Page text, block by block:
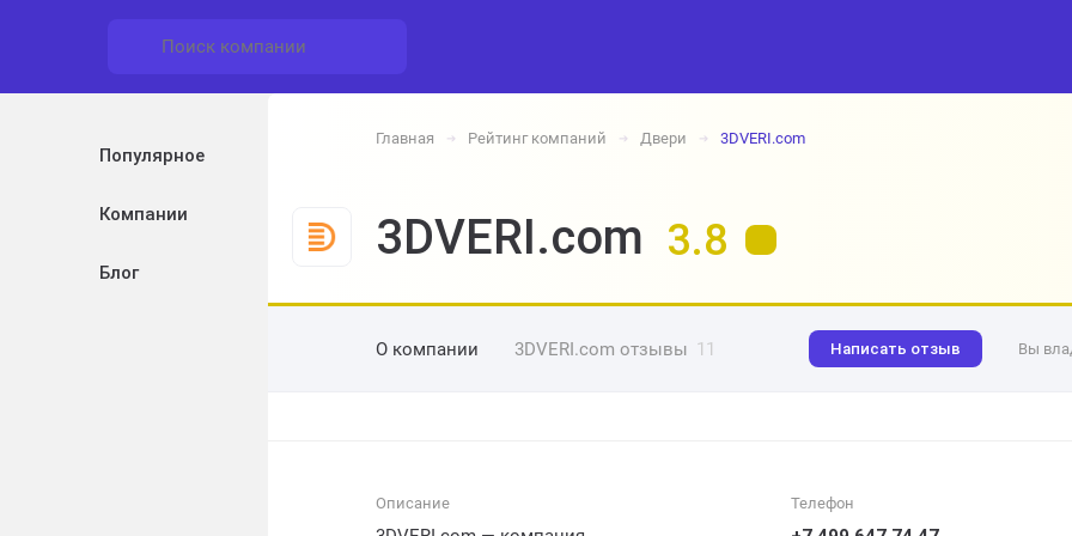
Популярное
Компании
Блог
Главная ➔ Рейтинг компаний ➔ Двери ➔ 3DVERI.com
3DVERI.com 3.8
О компании 3DVERI.com отзывы 11 Написать отзыв Вы
Описание Телефон